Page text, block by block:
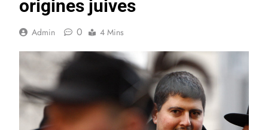
origines juives
Admin 0 4 Mins